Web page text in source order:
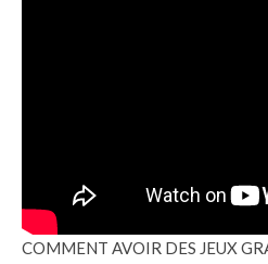
COMMENT AVOIR DES JEUX